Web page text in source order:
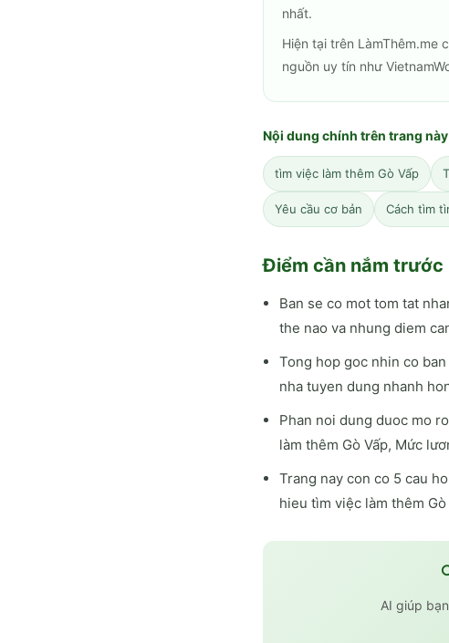
nhất.
Hiện tại trên LàmThêm.me
nguồn uy tín như
Nội dung chính trên trang này
tìm việc làm thêm Gò Vấp
Yêu cầu cơ bản Cách tìm
Điểm cần nắm
Ban se co mot tom tat
the nao va nhung diem
Tong hop goc nhin co
nha tuyen dung nhanh
Phan noi dung duoc mo
làm thêm Gò Vấp, Mức
Trang nay con co 5 cau
hieu tìm việc làm thêm Gò
AI giúp